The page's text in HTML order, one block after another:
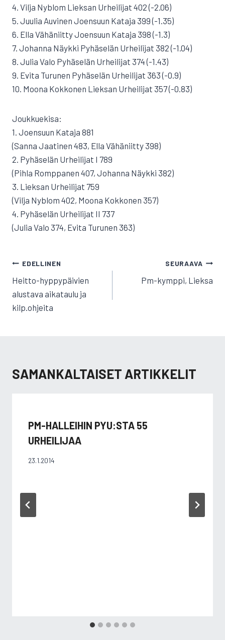
4. Vilja Nyblom Lieksan Urheilijat 402 (-2.06)
5. Juulia Auvinen Joensuun Kataja 399 (-1.35)
6. Ella Vähäniitty Joensuun Kataja 398 (-1.3)
7. Johanna Näykki Pyhäselän Urheilijat 382 (-1.04)
8. Julia Valo Pyhäselän Urheilijat 374 (-1.43)
9. Evita Turunen Pyhäselän Urheilijat 363 (-0.9)
10. Moona Kokkonen Lieksan Urheilijat 357 (-0.83)
Joukkuekisa:
1. Joensuun Kataja 881
(Sanna Jaatinen 483, Ella Vähäniitty 398)
2. Pyhäselän Urheilijat I 789
(Pihla Romppanen 407, Johanna Näykki 382)
3. Lieksan Urheilijat 759
(Vilja Nyblom 402, Moona Kokkonen 357)
4. Pyhäselän Urheilijat II 737
(Julia Valo 374, Evita Turunen 363)
ARTIKKELIEN
SELAUS
EDELLINEN
Heitto-hyppypäivien
alustava aikataulu ja
kilp.ohjeita
SEURAAVA
Pm-kymppi, Lieksa
SAMANKALTAISET ARTIKKELIT
PM-HALLEIHIN PYU:STA 55
URHEILIJAA
23.1.2014